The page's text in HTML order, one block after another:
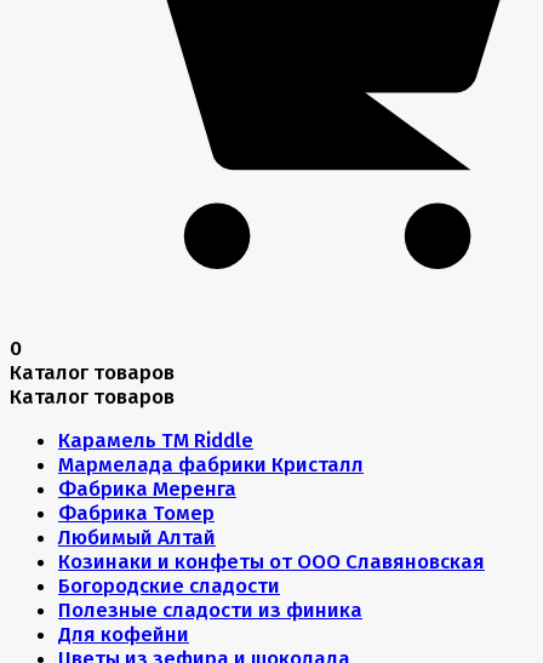
0
Каталог товаров
Каталог товаров
Карамель ТМ Riddle
Мармелада фабрики Кристалл
Фабрика Меренга
Фабрика Томер
Любимый Алтай
Козинаки и конфеты от ООО Славяновская
Богородские сладости
Полезные сладости из финика
Для кофейни
Цветы из зефира и шоколада